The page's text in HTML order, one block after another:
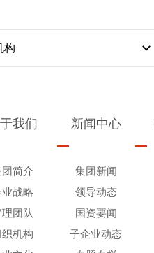
构
我们
团简介
业战略
团队
织机构
新闻中心
集团新闻
领导动态
国资要闻
子企业动态